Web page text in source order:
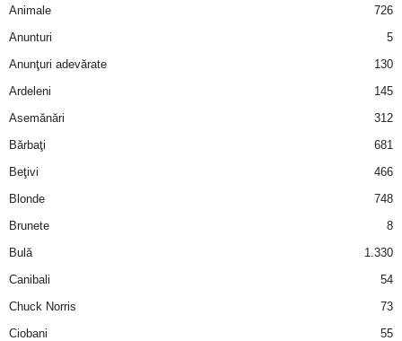
Animale
726
Anunturi
5
Anunţuri adevărate
130
Ardeleni
145
Asemănări
312
Bărbaţi
681
Beţivi
466
Blonde
748
Brunete
8
Bulă
1.330
Canibali
54
Chuck Norris
73
Ciobani
55